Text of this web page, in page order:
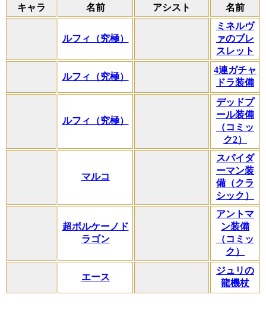
キャラ
名前 アシスト 名前
ルフィ（究極）
ミネルヴ
ァのブレ
スレット
ルフィ（究極）
4連ガチャ
ドラ装備
ルフィ（究極）
デッドプ
ール装備
（コミッ
ク2）
マルコ
スパイダ
ーマン装
備（クラ
シック）
超ボルケーノド
ラゴン
アントマ
ン装備
（コミッ
ク）
エース
ジュリの
龍機杖